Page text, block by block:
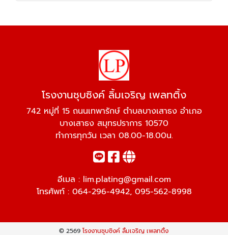
โรงงานชุบซิงค์ ลิ้มเจริญ เพลทติ้ง
742 หมู่ที่ 15 ถนนเทพารักษ์ ตำบลบางเสาธง อำเภอ
บางเสาธง สมุทรปราการ 10570
ทำการทุกวัน เวลา 08.00-18.00น.
อีเมล : lim.plating@gmail.com
โทรศัพท์ : 064-296-4942, 095-562-8998
© 2569โรงงานชุบซิงค์ ลิ้มเจริญ เพลทติ้ง